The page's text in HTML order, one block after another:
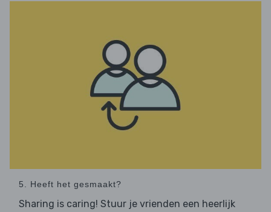
5. Heeft het gesmaakt?
Sharing is caring! Stuur je vrienden een heerlijk